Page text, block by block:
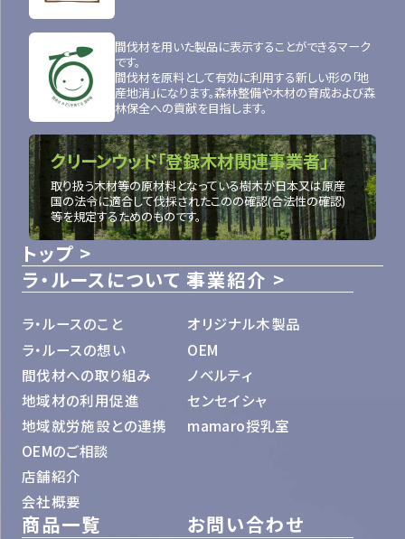
トップ
ラ・ルースについて
ラ・ルースのこと
ラ・ルースの想い
間伐材への取り組み
地域材の利用促進
地域就労施設との連携
OEMのご相談
店舗紹介
会社概要
事業紹介
オリジナル木製品
OEM
ノベルティ
センセイシャ
mamaro授乳室
商品一覧 お問い合わせ
間伐材を用いた製品に表示することができるマーク
です。
間伐材を原料として有効に利用する新しい形の「地
産地消」になります。森林整備や木材の育成および森
林保全への貢献を目指します。
クリーンウッド「登録木材関連事業者」
取り扱う木材等の原材料となっている樹木が日本又は原産
国の法令に適合して伐採されたこのの確認(合法性の確認)
等を規定するためのものです。